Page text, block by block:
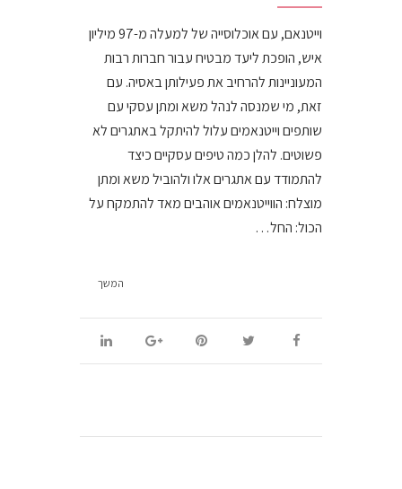
וייטנאם, עם אוכלוסייה של למעלה מ-97 מיליון
איש, הופכת ליעד מבטיח עבור חברות רבות
המעוניינות להרחיב את פעילותן באסיה. עם
זאת, מי שמנסה לנהל משא ומתן עסקי עם
שותפים וייטנאמים עלול להיתקל באתגרים לא
פשוטים. להלן כמה טיפים עסקיים כיצד
להתמודד עם אתגרים אלו ולהוביל משא ומתן
מוצלח: הווייטנאמים אוהבים מאד להתמקח על
הכול: החל…
המשך